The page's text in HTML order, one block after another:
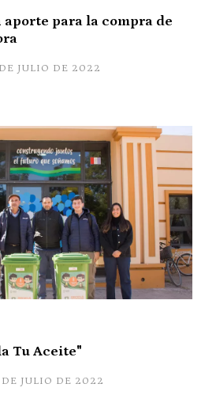
para la compra de
JULIO DE 2022
Tu Aceite"
JULIO DE 2022